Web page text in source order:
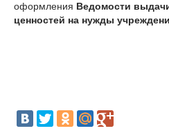
оформления Ведомости
ценностей на нужды